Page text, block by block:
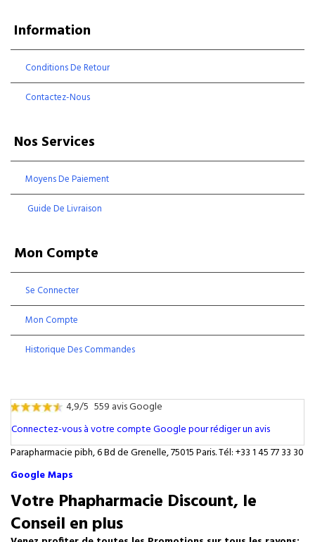
Information
Conditions De Retour
Contactez-Nous
Nos Services
Moyens De Paiement
Guide De Livraison
Mon Compte
Se Connecter
Mon Compte
Historique Des Commandes
4,9/5 559 avis Google
Connectez-vous à votre compte Google pour rédiger un avis
Parapharmacie pibh, 6 Bd de Grenelle, 75015 Paris. Tél: +33 1 45 77 33 30
Google Maps
Votre Phapharmacie Discount, le
Conseil en plus